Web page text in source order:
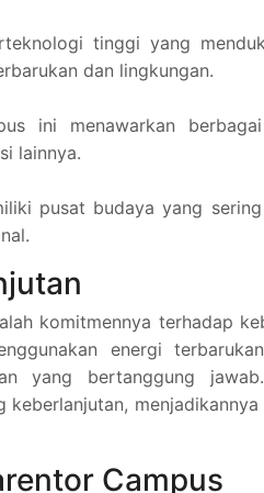
tinggi yang
dan lingkungan.
ini menawarkan
lainnya.
pusat budaya yang
komitmennya terhadap
energi
yang bertanggung
Campus